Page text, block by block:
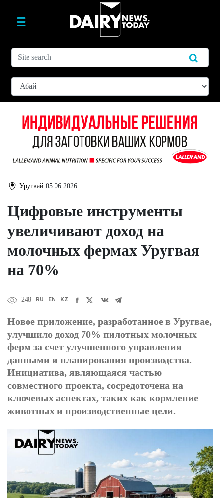
Уругвай 05.06.2026
Цифровые инструменты
увеличивают доход на
молочных фермах Уругвая
на 70%
248 RU EN KZ
Новое приложение, разработанное в Уругвае,
улучшило доход 70% пилотных молочных
ферм за счет улучшенного управления
данными и планирования производства.
Инициатива, являющаяся частью
совместного проекта, сосредоточена на
ключевых аспектах, таких как кормление
животных и производственные цели.